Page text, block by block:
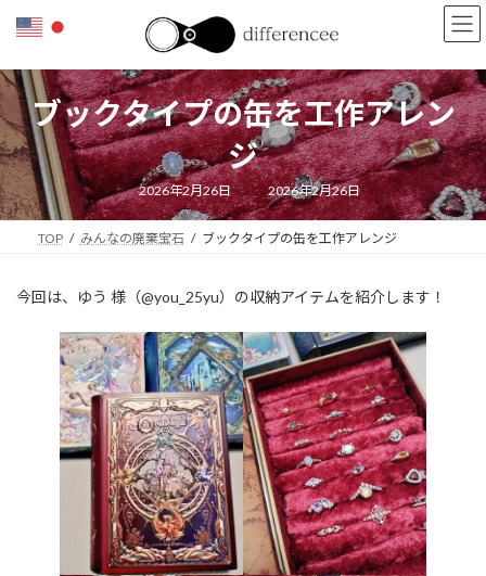
ン
ツ
へ
ス
キ
ッ
プ
ー
シ
ョ
ン
に
移
動
ブックタイプの缶を工作アレン
ジ
2026年2月26日
最
終
更
新
日
2026年2月26日
TOP みんなの廃棄宝石 ブックタイプの缶を工作アレンジ
今回は、ゆう 様（@you_25yu）の収納アイテムを紹介します！